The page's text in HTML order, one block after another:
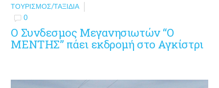
ΤΟΥΡΙΣΜΌΣ/ΤΑΞΊΔΙΑ
0
Ο Συνδεσμος Μεγανησιωτών “Ο
ΜΕΝΤΗΣ” πάει εκδρομή στο Αγκίστρι